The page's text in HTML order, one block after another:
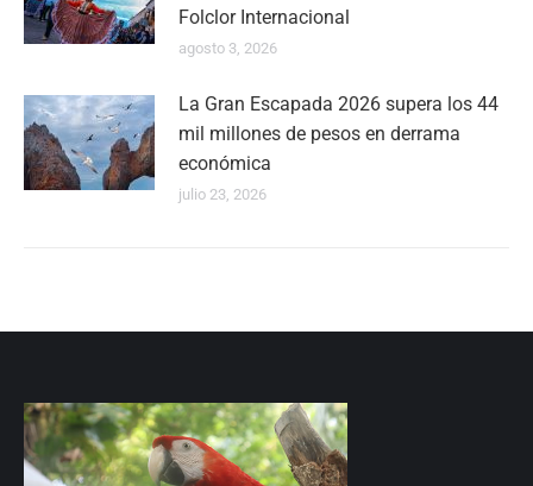
Folclor Internacional
agosto 3, 2026
La Gran Escapada 2026 supera los 44
mil millones de pesos en derrama
económica
julio 23, 2026